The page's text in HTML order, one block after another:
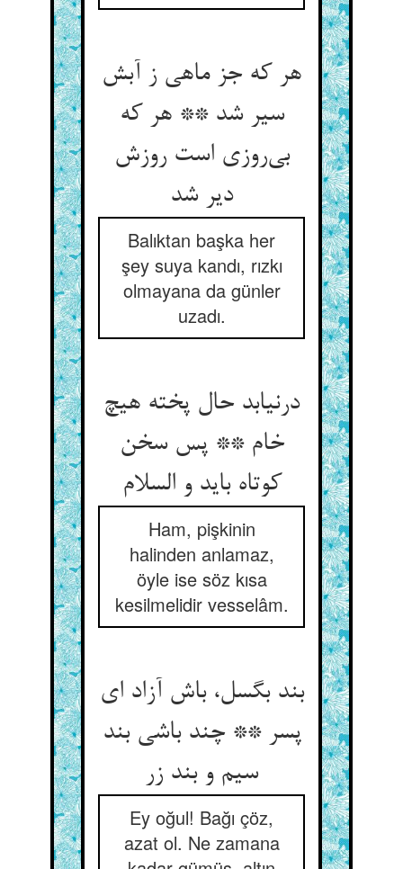
هر که جز ماهی ز آبش
سیر شد ** هر که
بی‌‌روزی است روزش
دیر شد
Balıktan başka her
şey suya kandı, rızkı
olmayana da günler
uzadı.
درنیابد حال پخته هیچ
خام ** پس سخن
کوتاه باید و السلام‌‌
Ham, pişkinin
halinden anlamaz,
öyle ise söz kısa
kesilmelidir vesselâm.
بند بگسل، باش آزاد ای
پسر ** چند باشی بند
سیم و بند زر
Ey oğul! Bağı çöz,
azat ol. Ne zamana